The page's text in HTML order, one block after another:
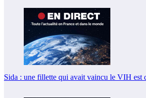
Sida : une fillette qui avait vaincu le VIH est